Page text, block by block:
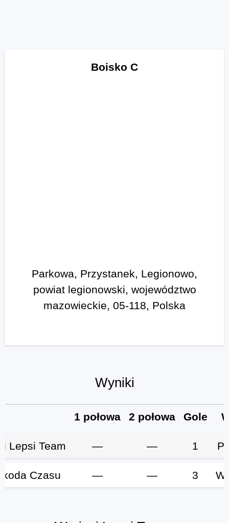
Boisko C
Parkowa, Przystanek, Legionowo,
powiat legionowski, województwo
mazowieckie, 05-118, Polska
Wyniki
1 połowa 2 połowa Gole
Lepsi Team — — 1
Czasu — — 3